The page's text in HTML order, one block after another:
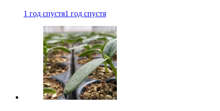
1 год спустя1 год спустя